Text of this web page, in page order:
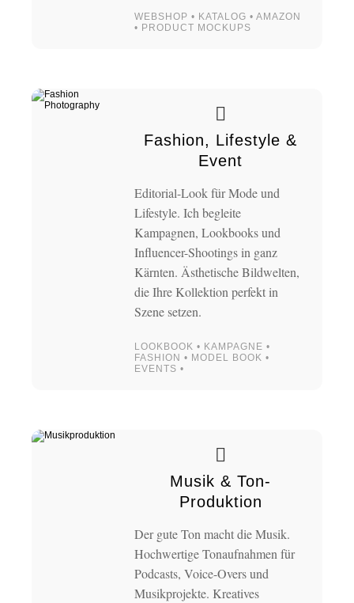
WEBSHOP • KATALOG • AMAZON
• PRODUCT MOCKUPS
Fashion, Lifestyle &
Event
Editorial-Look für Mode und
Lifestyle. Ich begleite
Kampagnen, Lookbooks und
Influencer-Shootings in ganz
Kärnten. Ästhetische Bildwelten,
die Ihre Kollektion perfekt in
Szene setzen.
LOOKBOOK • KAMPAGNE •
FASHION • MODEL BOOK •
EVENTS •
Musik & Ton-
Produktion
Der gute Ton macht die Musik.
Hochwertige Tonaufnahmen für
Podcasts, Voice-Overs und
Musikprojekte. Kreatives